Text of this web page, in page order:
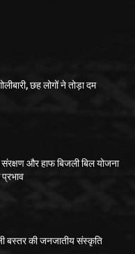
छह लोगों ने तोड़ा दम
संरक्षण और हाफ बिजली बिल योजना
बस्तर की जनजातीय संस्कृति